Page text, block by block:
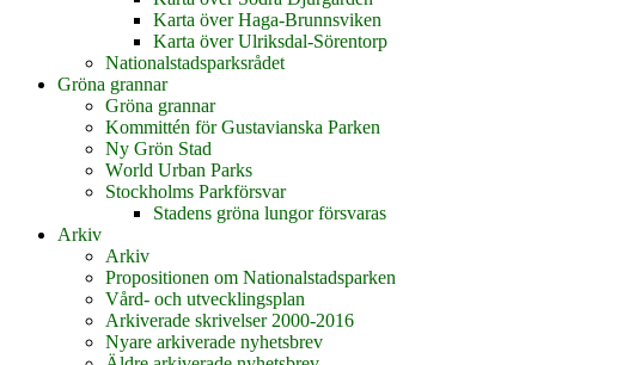
Karta över Haga-Brunnsviken
Karta över Ulriksdal-Sörentorp
Nationalstadsparksrådet
Gröna grannar
Gröna grannar
Kommittén för Gustavianska Parken
Ny Grön Stad
World Urban Parks
Stockholms Parkförsvar
Stadens gröna lungor försvaras
Arkiv
Arkiv
Propositionen om Nationalstadsparken
Vård- och utvecklingsplan
Arkiverade skrivelser 2000-2016
Nyare arkiverade nyhetsbrev